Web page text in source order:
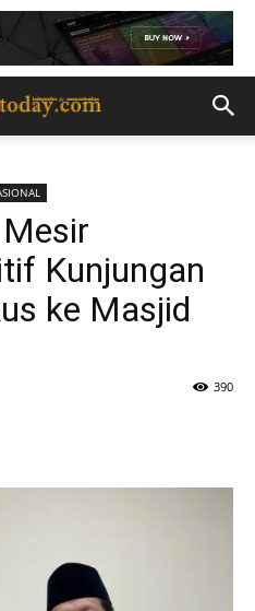
Kunjungan
ke Masjid
390